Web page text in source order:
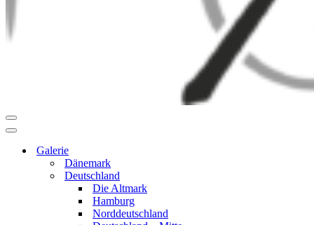
Navigationsmenü
Navigationsmenü
Galerie
Dänemark
Deutschland
Die Altmark
Hamburg
Norddeutschland